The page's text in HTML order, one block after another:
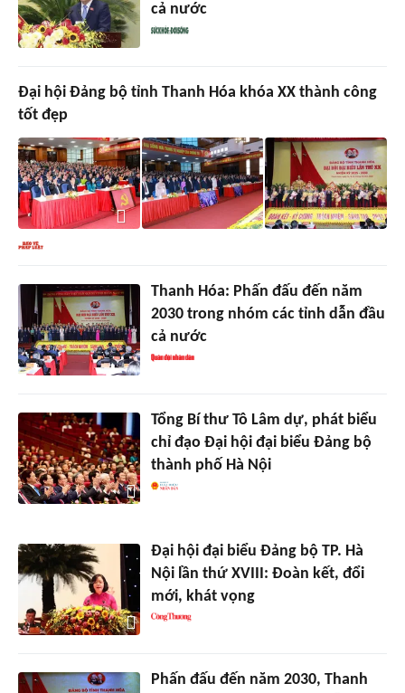
cả nước
Đại hội Đảng bộ tỉnh Thanh Hóa khóa XX thành công
tốt đẹp
Thanh Hóa: Phấn đấu đến năm
2030 trong nhóm các tỉnh dẫn đầu
cả nước
Tổng Bí thư Tô Lâm dự, phát biểu
chỉ đạo Đại hội đại biểu Đảng bộ
thành phố Hà Nội
Đại hội đại biểu Đảng bộ TP. Hà
Nội lần thứ XVIII: Đoàn kết, đổi
mới, khát vọng
Phấn đấu đến năm 2030, Thanh